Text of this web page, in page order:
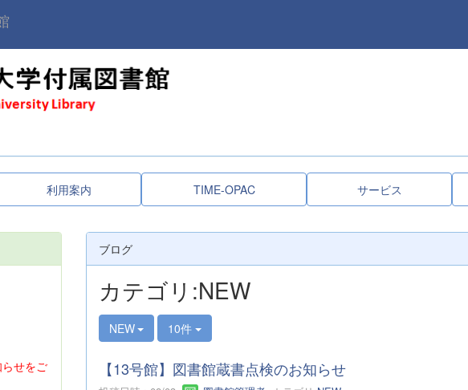
利用案内 TIME-OPAC サービス
ブログ
カテゴリ:NEW
NEW 10件
【13号館】図書館蔵書点検のお知らせ
せをご